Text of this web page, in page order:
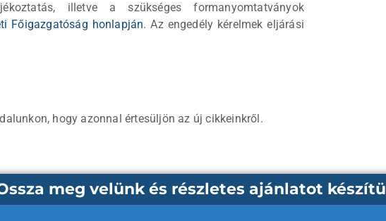
illetve a szükséges formanyomtatványok
Főigazgatóság honlapján. Az engedély kérelmek eljárási
hogy azonnal értesüljön az új cikkeinkről.
meg velünk és részletes ajánlatot